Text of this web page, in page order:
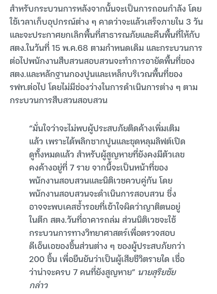
สำหรับกระบวนการหลังจากนั้นจะเป็นการถอนกำลัง โดย
ใช้เวลาเก็บอุปกรณ์ต่าง ๆ คาดว่าจะแล้วเสร็จภายใน 3 วัน
และจะประกาศยกเลิกพื้นที่สาธารณภัยและคืนพื้นที่ให้กับ
สตง.ในวันที่ 15 พ.ค.68 ตามกำหนดเดิม และกระบวนการ
ต่อไปพนักงานสืบสวนสอบสวนจะทำการอายัดพื้นที่ของ
สตง.และหลักฐานกองปูนและเหล็กบริเวณพื้นที่ของ
รฟท.ต่อไป โดยไม่มีช่องว่างในการดำเนินการต่าง ๆ ตาม
กระบวนการสืบสวนสอบสวน
“มั่นใจว่าจะไม่พบผู้ประสบภัยติดค้างเพิ่มเติม
แล้ว เพราะได้พลิกซากปูนและขุดหลุมลิฟต์เปิด
ดูทั้งหมดแล้ว สำหรับผู้สูญหายที่ยังคงมีตัวเลข
คงค้างอยู่ที่ 7 ราย จากนี้จะเป็นหน้าที่ของ
พนักงานสอบสวนและนิติเวชควบคู่กัน โดย
พนักงานสอบสวนจะดำเนินการสอบสวน ซึ่ง
อาจจะพบเคสซ้ำรอยที่เข้าใจผิดว่าญาติตนอยู่
ในตึก สตง.วันที่อาคารถล่ม ส่วนนิติเวชจะใช้
กระบวนการทางวิทยาศาสตร์เพื่อตรวจสอบ
ดีเอ็นเอของชิ้นส่วนต่าง ๆ ของผู้ประสบภัยกว่า
200 ชิ้น เพื่อยืนยันว่าเป็นผู้เสียชีวิตรายใด เชื่อ
ว่าน่าจะครบ 7 คนที่ยังสูญหาย” นายสุริยชัย
กล่าว